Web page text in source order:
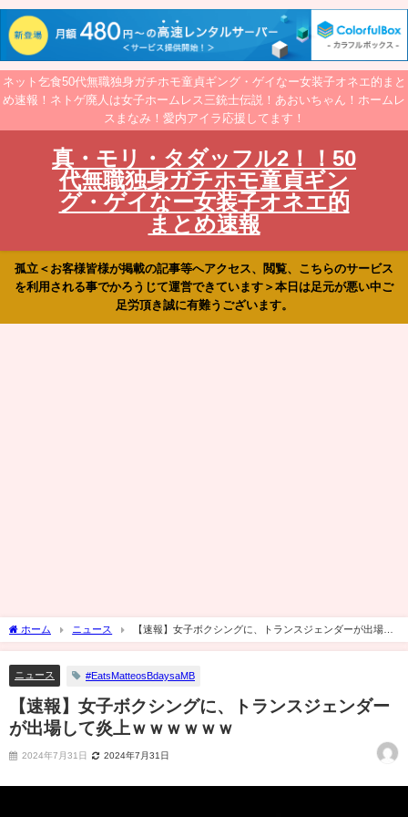
ネット乞食50代無職独身ガチホモ童貞ギング・ゲイなー女装子オネエ的まと
め速報！ネトゲ廃人は女子ホームレス三銃士伝説！あおいちゃん！ホームレ
スまなみ！愛内アイラ応援してます！
真・モリ・タダッフル2！！50
代無職独身ガチホモ童貞ギン
グ・ゲイなー女装子オネエ的
まとめ速報
孤立＜お客様皆様が掲載の記事等へアクセス、閲覧、こちらのサービス
を利用される事でかろうじて運営できています＞本日は足元が悪い中ご
足労頂き誠に有難うございます。
ホーム ニュース
【速報】女子ボクシングに、トランスジェンダーが出場し
て炎上ｗｗｗｗｗｗ
ニュース #EatsMatteosBdaysaMB
【速報】女子ボクシングに、トランスジェンダー
が出場して炎上ｗｗｗｗｗｗ
2024年7月31日 2024年7月31日